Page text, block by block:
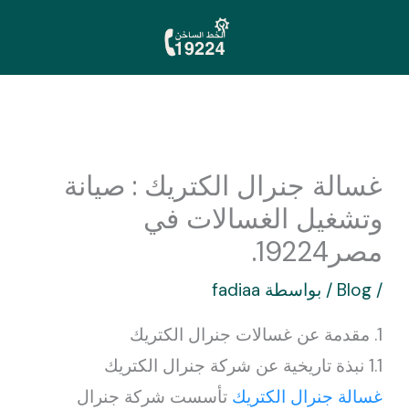
المحتوى
غسالة جنرال الكتريك : صيانة
وتشغيل الغسالات في
مصر19224.
/
Blog / بواسطة fadiaa
1. مقدمة عن غسالات جنرال الكتريك
1.1 نبذة تاريخية عن شركة جنرال الكتريك
غسالة جنرال الكتريك تأسست شركة جنرال